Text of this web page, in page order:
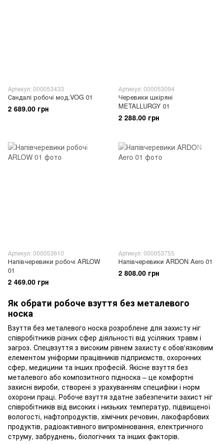
Артикул: 000053433
Сандалі робочі мод.VOG 01
2 689.00 грн
Артикул: 000053094
Черевики шкіряні
METALLURGY 01
2 288.00 грн
Артикул: 000053610
Напівчеревики робочі ARLOW
01
2 469.00 грн
Артикул: 000053755
Напівчеревики ARDON Aero 01
2 808.00 грн
Як обрати робоче взуття без металевого
носка
Взуття без металевого носка розроблене для захисту ніг
співробітників різних сфер діяльності від усіляких травм і
загроз. Спецвзуття з високим рівнем захисту є обов'язковим
елементом уніформи працівників підприємств, охоронних
сфер, медицини та інших професій. Якісне взуття без
металевого або композитного підноска – це комфортні
захисні вироби, створені з урахуванням специфіки і норм
охорони праці. Робоче взуття здатне забезпечити захист ніг
співробітників від високих і низьких температур, підвищеної
вологості, нафтопродуктів, хімічних речовин, лакофарбових
продуктів, радіоактивного випромінювання, електричного
струму, забруднень, біологічних та інших факторів.